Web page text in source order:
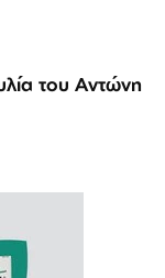
του Αντώνη